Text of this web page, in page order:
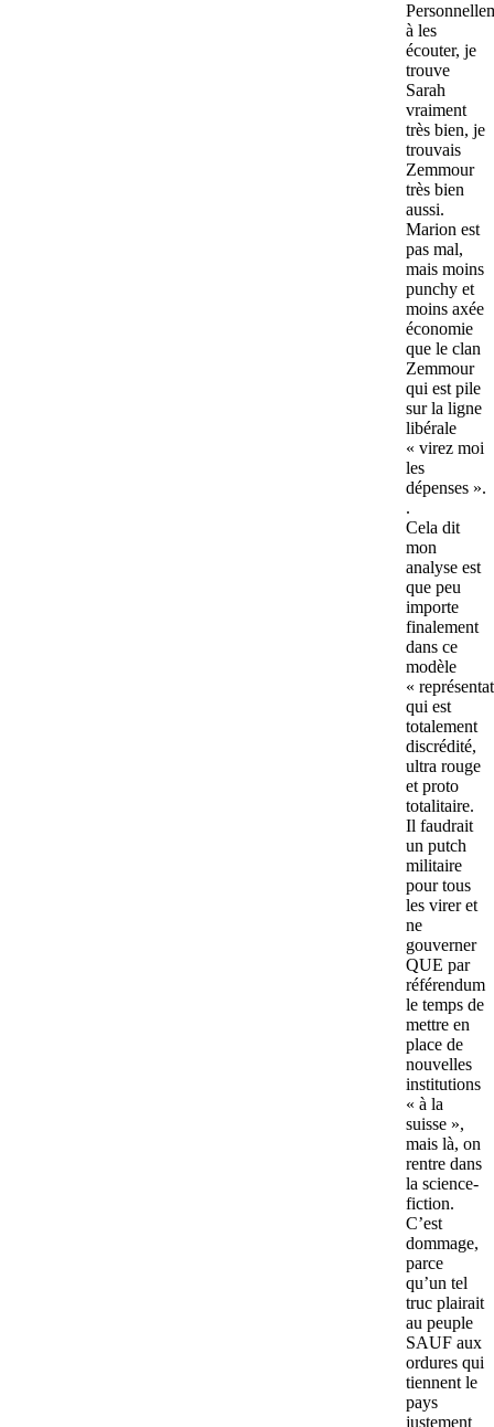
à les
écouter, je
trouve
Sarah
vraiment
très bien, je
trouvais
Zemmour
très bien
aussi.
Marion est
pas mal,
mais moins
punchy et
moins axée
économie
que le clan
Zemmour
qui est pile
sur la ligne
libérale
« virez moi
les
dépenses ».
.
Cela dit
mon
analyse est
que peu
importe
finalement
dans ce
modèle
«
qui est
totalement
discrédité,
ultra rouge
et proto
totalitaire.
Il faudrait
un putch
militaire
pour tous
les virer et
ne
gouverner
QUE par
référendum
le temps de
mettre en
place de
nouvelles
institutions
« à la
suisse »,
mais là, on
rentre dans
la science-
fiction.
C’est
dommage,
parce
qu’un tel
truc plairait
au peuple
SAUF aux
ordures qui
tiennent le
pays
justement